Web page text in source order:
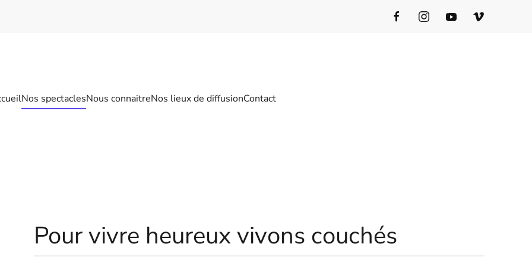
Nos spectaclesNous connaitreNos lieux de diffusionContact
Pour vivre heureux vivons couchés